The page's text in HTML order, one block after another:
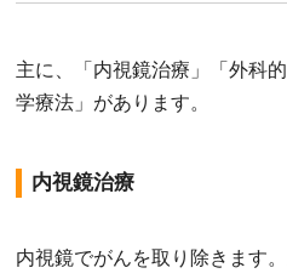
主に、「内視鏡治療」「外科
学療法」があります。
内視鏡治療
内視鏡でがんを取り除きます